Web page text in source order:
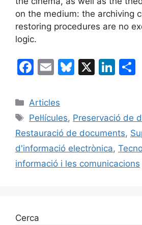
on the medium: the archiving
restoring procedures are no
logic.
F
c
e
b
o
o
E
ai
l
Bl
s
k
y
X
Li
e
dI
n
ix
Categories
Articles
Etiquetes
Pel·lícules, Preservació de
Restauració de documents,
d'informació electrònica,
informació i les comunicacions
Cerca